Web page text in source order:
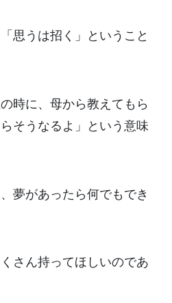
思うは招く」ということ
時に、母から教えてもら
そうなるよ」という意味
夢があったら何でもでき
さん持ってほしいのであ